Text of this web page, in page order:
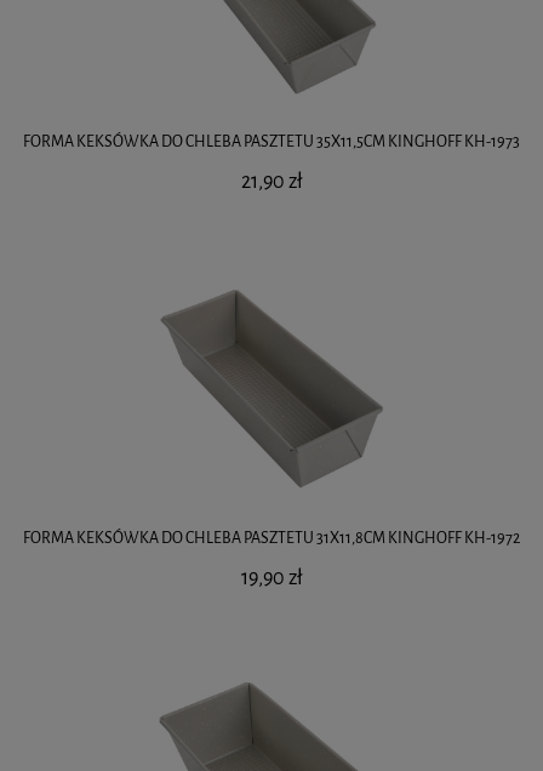
FORMA KEKSÓWKA DO CHLEBA PASZTETU 35X11,5CM KINGHOFF KH-1973
21,90 zł
FORMA KEKSÓWKA DO CHLEBA PASZTETU 31X11,8CM KINGHOFF KH-1972
19,90 zł